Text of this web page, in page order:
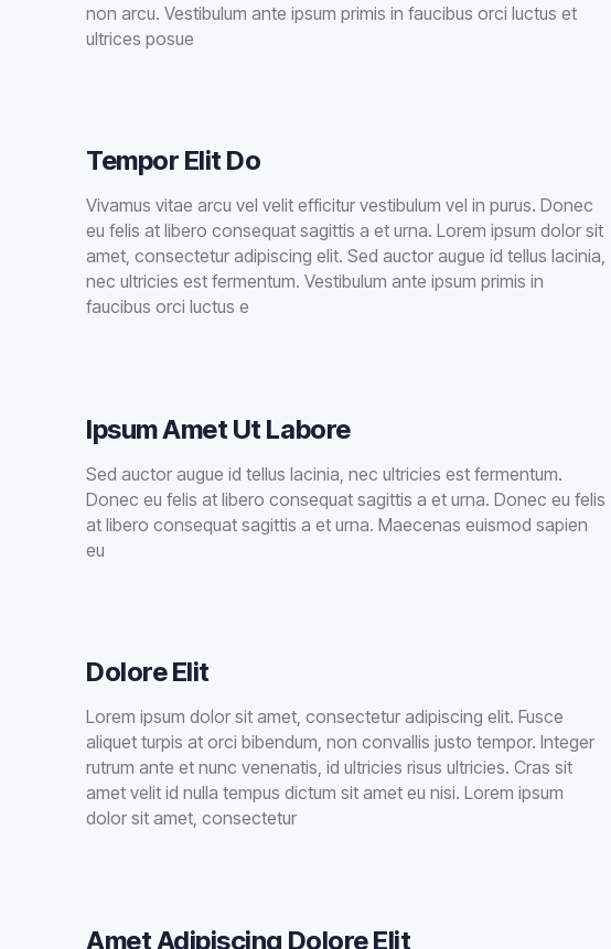
non arcu. Vestibulum ante ipsum primis in faucibus orci luctus et
ultrices posue
Tempor Elit Do
Vivamus vitae arcu vel velit efficitur vestibulum vel in purus. Donec
eu felis at libero consequat sagittis a et urna. Lorem ipsum dolor sit
amet, consectetur adipiscing elit. Sed auctor augue id tellus lacinia,
nec ultricies est fermentum. Vestibulum ante ipsum primis in
faucibus orci luctus e
Ipsum Amet Ut Labore
Sed auctor augue id tellus lacinia, nec ultricies est fermentum.
Donec eu felis at libero consequat sagittis a et urna. Donec eu felis
at libero consequat sagittis a et urna. Maecenas euismod sapien
eu
Dolore Elit
Lorem ipsum dolor sit amet, consectetur adipiscing elit. Fusce
aliquet turpis at orci bibendum, non convallis justo tempor. Integer
rutrum ante et nunc venenatis, id ultricies risus ultricies. Cras sit
amet velit id nulla tempus dictum sit amet eu nisi. Lorem ipsum
dolor sit amet, consectetur
Amet Adipiscing Dolore Elit